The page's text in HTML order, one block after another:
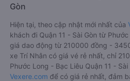
Gòn
Hiện tại, theo cập nhật mới nhất của
khách đi Quận 11 - Sài Gòn từ
giá dao động từ 210000 đồng -
xe Trí Nhân có giá vé rẻ nhất, chỉ
Phước Long - Bạc Liêu Quận 11 -
Vexere.com để có giá rẻ nhất, đảm